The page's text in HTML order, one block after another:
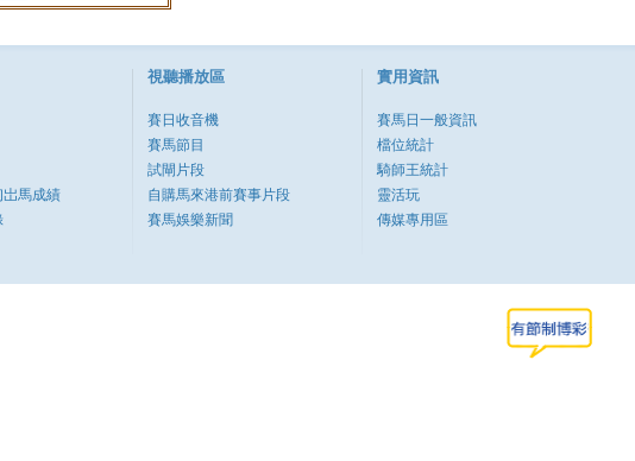
岀馬成績
視聽播放區
賽日收音機
賽馬節目
試閘片段
自購馬來港前賽事片段
賽馬娛樂新聞
實用資訊
賽馬日一般資訊
檔位統計
騎師王統計
靈活玩
傳媒專用區